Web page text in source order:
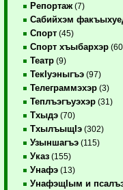
Репортаж (7)
Сабийхэм
Спорт (45)
Спорт хъыбархэр
Театр (9)
ТекIуэныгъэ (97)
Телеграммэхэр (3)
Теплъэгъуэхэр (31)
Тхыдэ (70)
ТхылъыщIэ (302)
Узыншагъэ (115)
Указ (155)
Унафэ (13)
УнафэщIым и